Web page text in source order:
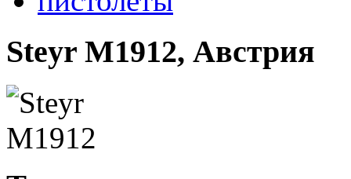
Steyr M1912, Австрия